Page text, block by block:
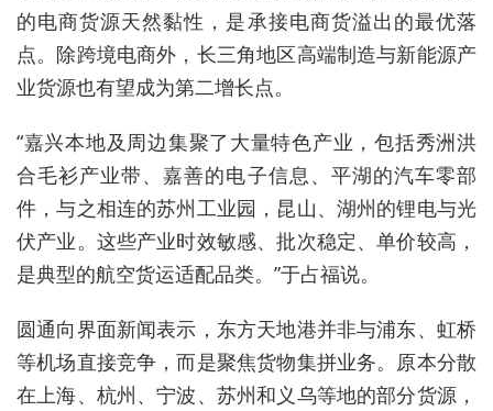
的电商货源天然黏性，是承接电商货溢出的最优落
点。除跨境电商外，长三角地区高端制造与新能源产
业货源也有望成为第二增长点。
“嘉兴本地及周边集聚了大量特色产业，包括秀洲洪
合毛衫产业带、嘉善的电子信息、平湖的汽车零部
件，与之相连的苏州工业园，昆山、湖州的锂电与光
伏产业。这些产业时效敏感、批次稳定、单价较高，
是典型的航空货运适配品类。”于占福说。
圆通向界面新闻表示，东方天地港并非与浦东、虹桥
等机场直接竞争，而是聚焦货物集拼业务。原本分散
在上海、杭州、宁波、苏州和义乌等地的部分货源，